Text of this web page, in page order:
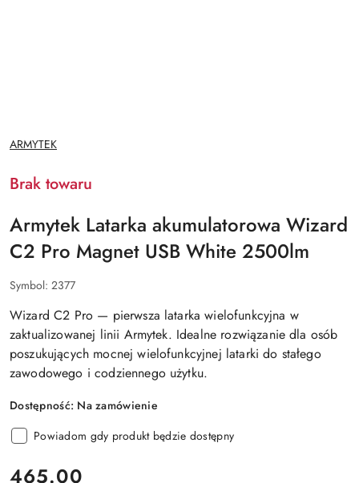
NAZWA
PRODUCENTA:
ARMYTEK
Brak towaru
Armytek Latarka akumulatorowa Wizard
C2 Pro Magnet USB White 2500lm
Symbol: 2377
Wizard C2 Pro — pierwsza latarka wielofunkcyjna w
zaktualizowanej linii Armytek. Idealne rozwiązanie dla osób
poszukujących mocnej wielofunkcyjnej latarki do stałego
zawodowego i codziennego użytku.
Dostępność: Na zamówienie
Powiadom gdy produkt będzie dostępny
cena:
465.00